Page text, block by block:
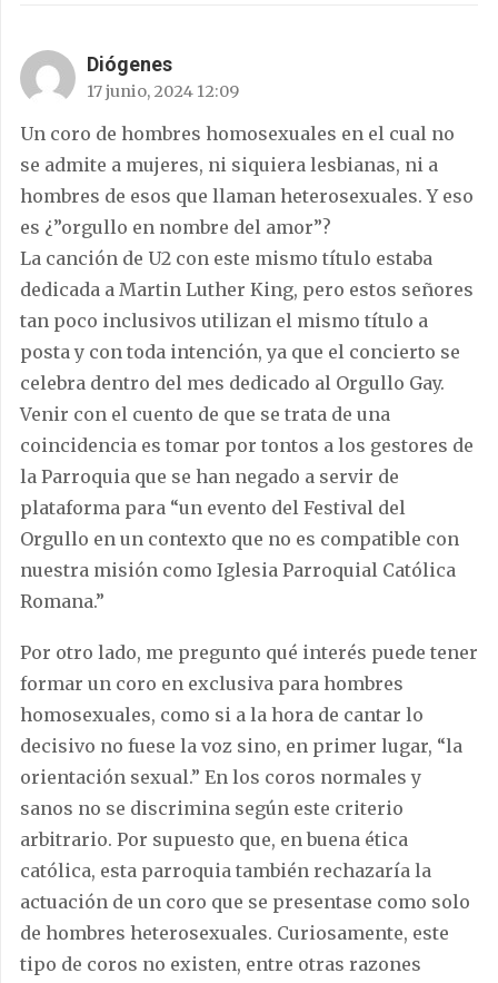
Diógenes
17 junio, 2024 12:09
Un coro de hombres homosexuales en el cual no
se admite a mujeres, ni siquiera lesbianas, ni a
hombres de esos que llaman heterosexuales. Y eso
es ¿”orgullo en nombre del amor”?
La canción de U2 con este mismo título estaba
dedicada a Martin Luther King, pero estos señores
tan poco inclusivos utilizan el mismo título a
posta y con toda intención, ya que el concierto se
celebra dentro del mes dedicado al Orgullo Gay.
Venir con el cuento de que se trata de una
coincidencia es tomar por tontos a los gestores de
la Parroquia que se han negado a servir de
plataforma para “un evento del Festival del
Orgullo en un contexto que no es compatible con
nuestra misión como Iglesia Parroquial Católica
Romana.”
Por otro lado, me pregunto qué interés puede tener
formar un coro en exclusiva para hombres
homosexuales, como si a la hora de cantar lo
decisivo no fuese la voz sino, en primer lugar, “la
orientación sexual.” En los coros normales y
sanos no se discrimina según este criterio
arbitrario. Por supuesto que, en buena ética
católica, esta parroquia también rechazaría la
actuación de un coro que se presentase como solo
de hombres heterosexuales. Curiosamente, este
tipo de coros no existen, entre otras razones